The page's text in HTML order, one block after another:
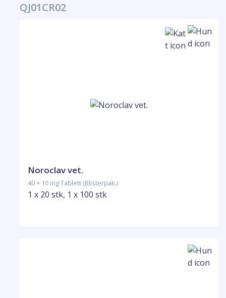
QJ01CR02
Noroclav vet.
40 + 10 mg Tablett (Blisterpak.)
1 x 20 stk, 1 x 100 stk